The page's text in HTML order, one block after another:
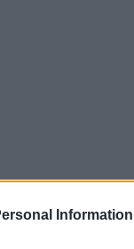
Information